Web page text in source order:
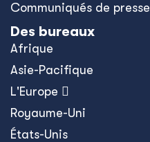
Communiqués de presse
Des bureaux
Afrique
Asie-Pacifique
L'Europe 
Royaume-Uni
États-Unis